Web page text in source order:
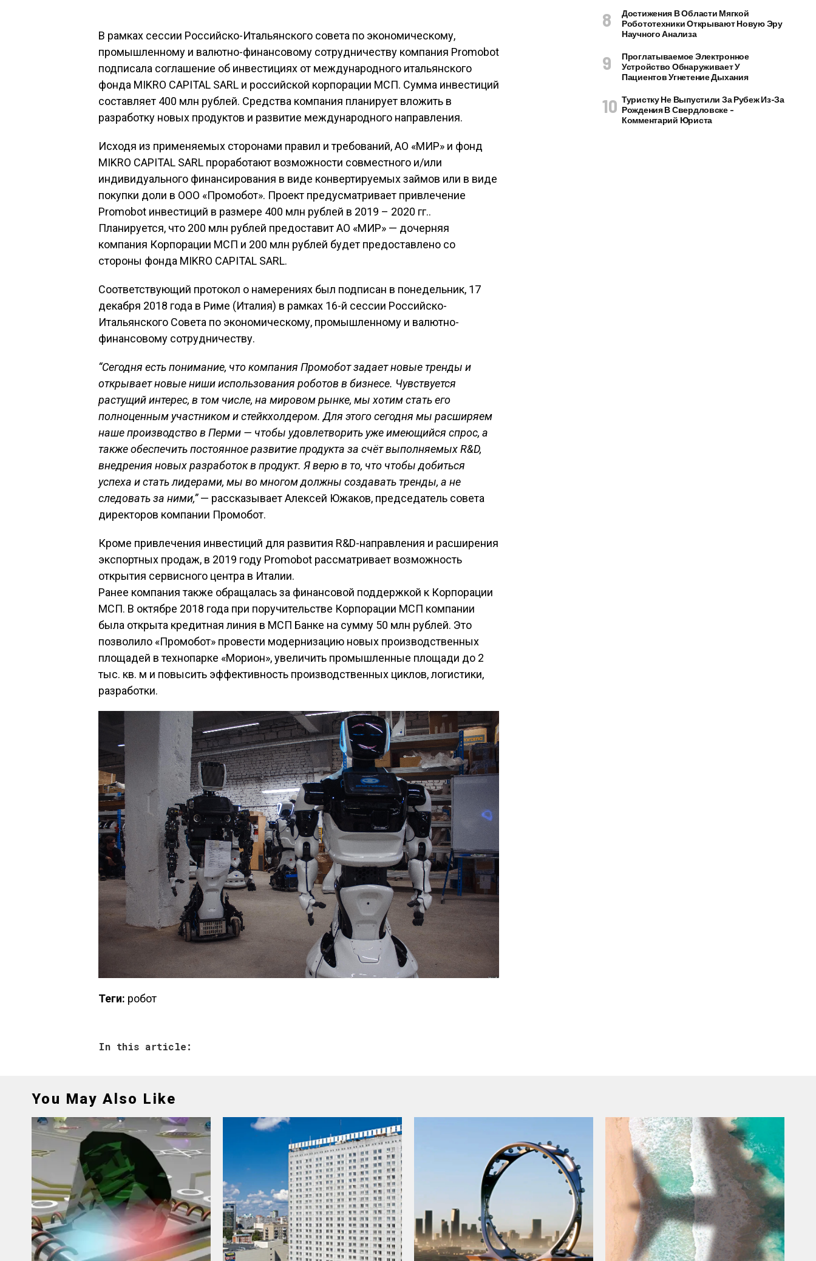
В рамках сессии Российско-Итальянского совета по экономическому,
промышленному и валютно-финансовому сотрудничеству компания Promobot
подписала соглашение об инвестициях от международного итальянского
фонда MIKRO CAPITAL SARL и российской корпорации МСП. Сумма инвестиций
составляет 400 млн рублей. Средства компания планирует вложить в
разработку новых продуктов и развитие международного направления.
Исходя из применяемых сторонами правил и требований, АО «МИР» и фонд
MIKRO CAPITAL SARL проработают возможности совместного и/или
индивидуального финансирования в виде конвертируемых займов или в виде
покупки доли в ООО «Промобот». Проект предусматривает привлечение
Promobot инвестиций в размере 400 млн рублей в 2019 – 2020 гг..
Планируется, что 200 млн рублей предоставит АО «МИР» — дочерняя
компания Корпорации МСП и 200 млн рублей будет предоставлено со
стороны фонда MIKRO CAPITAL SARL.
Соответствующий протокол о намерениях был подписан в понедельник, 17
декабря 2018 года в Риме (Италия) в рамках 16-й сессии Российско-
Итальянского Совета по экономическому, промышленному и валютно-
финансовому сотрудничеству.
“Сегодня есть понимание, что компания Промобот задает новые тренды и
открывает новые ниши использования роботов в бизнесе. Чувствуется
растущий интерес, в том числе, на мировом рынке, мы хотим стать его
полноценным участником и стейкхолдером. Для этого сегодня мы расширяем
наше производство в Перми — чтобы удовлетворить уже имеющийся спрос, а
также обеспечить постоянное развитие продукта за счёт выполняемых R&D,
внедрения новых разработок в продукт. Я верю в то, что чтобы добиться
успеха и стать лидерами, мы во многом должны создавать тренды, а не
следовать за ними,”— рассказывает Алексей Южаков, председатель совета
директоров компании Промобот.
Кроме привлечения инвестиций для развития R&D-направления и расширения
экспортных продаж, в 2019 году Promobot рассматривает возможность
открытия сервисного центра в Италии.
Ранее компания также обращалась за финансовой поддержкой к Корпорации
МСП. В октябре 2018 года при поручительстве Корпорации МСП компании
была открыта кредитная линия в МСП Банке на сумму 50 млн рублей. Это
позволило «Промобот» провести модернизацию новых производственных
площадей в технопарке «Морион», увеличить промышленные площади до 2
тыс. кв. м и повысить эффективность производственных циклов, логистики,
разработки.
Теги: робот
In this article:
Достижения В Области Мягкой
Робототехники Открывают Новую Эру
Научного Анализа
Проглатываемое Электронное
Устройство Обнаруживает У
Пациентов Угнетение Дыхания
Туристку Не Выпустили За Рубеж Из-За
Рождения В Свердловске –
Комментарий Юриста
You May Also Like